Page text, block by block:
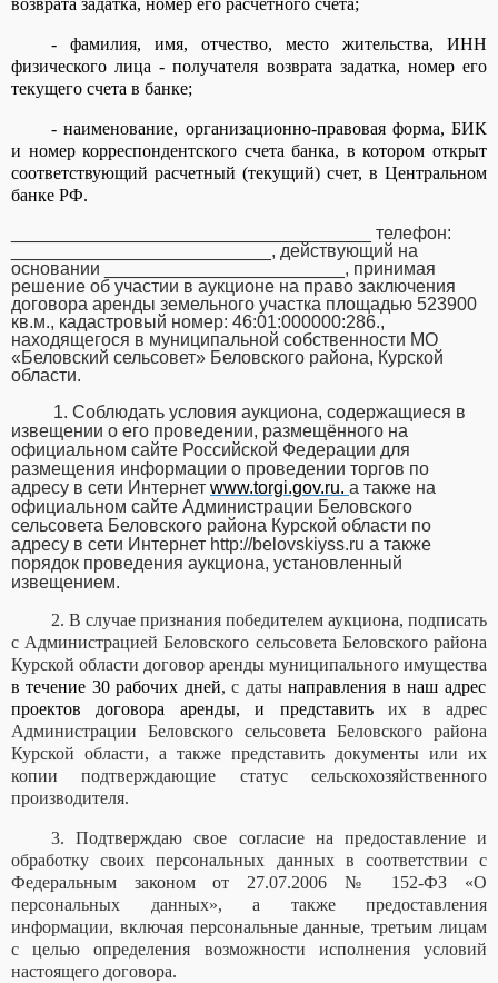
возврата задатка, номер его расчетного счета;
- фамилия, имя, отчество, место жительства, ИНН
физического лица - получателя возврата задатка, номер его
текущего счета в банке;
- наименование, организационно-правовая форма, БИК
и номер корреспондентского счета банка, в котором открыт
соответствующий расчетный (текущий) счет, в Центральном
банке РФ.
____________________________________ телефон:
__________________________, действующий на
основании ________________________, принимая
решение об участии в аукционе на право заключения
договора аренды земельного участка площадью 523900
кв.м., кадастровый номер: 46:01:000000:286.,
находящегося в муниципальной собственности МО
«Беловский сельсовет» Беловского района, Курской
области.
1. Соблюдать условия аукциона, содержащиеся в
извещении о его проведении, размещённого на
официальном сайте Российской Федерации для
размещения информации о проведении торгов по
адресу в сети Интернет www.torgi.gov.ru. а также на
официальном сайте Администрации Беловского
сельсовета Беловского района Курской области по
адресу в сети Интернет http://belovskiyss.ru а также
порядок проведения аукциона, установленный
извещением.
2. В случае признания победителем аукциона, подписать
с Администрацией Беловского сельсовета Беловского района
Курской области договор аренды муниципального имущества
в течение 30 рабочих дней, с датынаправления в наш адрес
проектов договора аренды, и представитьих в адрес
Администрации Беловского сельсовета Беловского района
Курской области, а также представить документы или их
копии подтверждающие статус сельскохозяйственного
производителя.
3. Подтверждаю свое согласие на предоставление и
обработку своих персональных данных в соответствии с
Федеральным законом от 27.07.2006 № 152-ФЗ «О
персональных данных», а также предоставления
информации, включая персональные данные, третьим лицам
с целью определения возможности исполнения условий
настоящего договора.